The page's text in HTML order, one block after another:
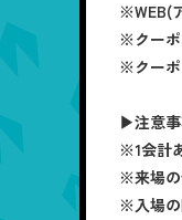
※WEB(
※クーポ
※クーポ
▶注意事
※1会計
※来場の
※入場の